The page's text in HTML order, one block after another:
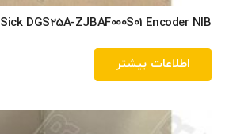
Sick DGS25A-ZJBAF000S01 Encoder NIB
اطلاعات بیشتر